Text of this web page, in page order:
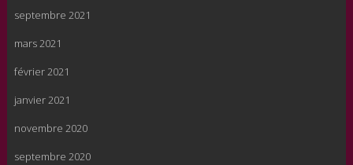
septembre 2021
mars 2021
février 2021
janvier 2021
novembre 2020
septembre 2020